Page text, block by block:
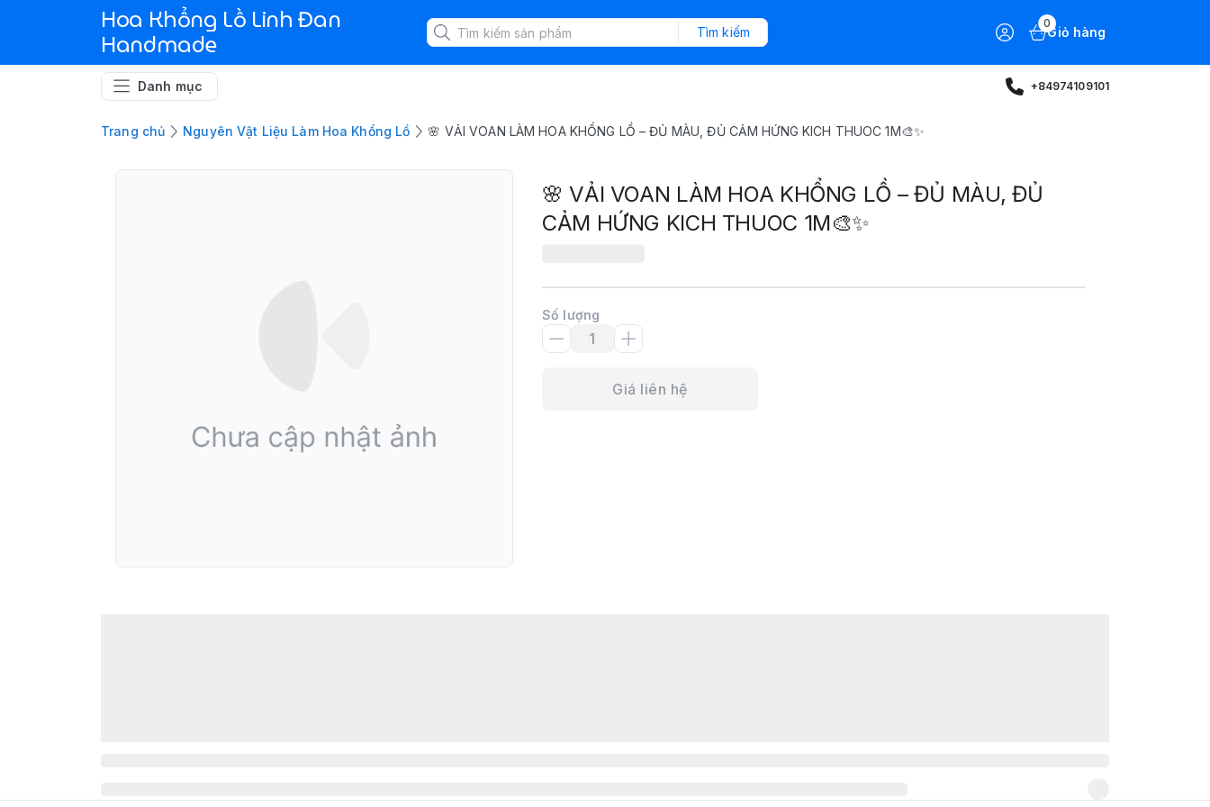
Hoa Khổng Lồ Linh Đan
Handmade Tìm kiếm
0
Giỏ hàng
Danh mục +84974109101
Trang chủ Nguyên Vật Liệu Làm Hoa Khổng Lồ 🌸 VẢI VOAN LÀM HOA KHỔNG LỒ – ĐỦ MÀU, ĐỦ CẢM HỨNG KICH THUOC 1M🎨✨
🌸 VẢI VOAN LÀM HOA KHỔNG LỒ – ĐỦ MÀU, ĐỦ
CẢM HỨNG KICH THUOC 1M🎨✨
Số lượng
Giá liên hệ